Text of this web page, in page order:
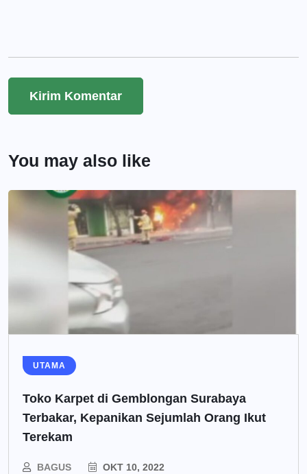
You may also like
UTAMA
Toko Karpet di Gemblongan Surabaya
Terbakar, Kepanikan Sejumlah Orang Ikut
Terekam
BAGUS OKT 10, 2022